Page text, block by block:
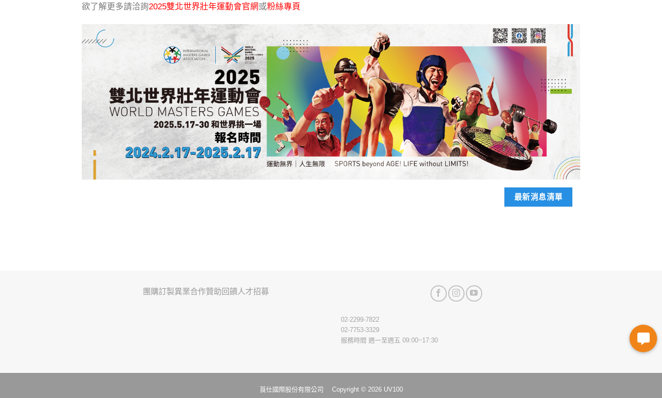
欲了解更多請洽詢2025雙北世界壯年運動會官網或粉絲專頁
最新消息清單
團購訂製異業合作贊助回饋人才招募
02-2299-7822
02-7753-3329
服務時間 週一至週五 09:00~17:30
莨仕國際股份有限公司 Copyright © 2026 UV100